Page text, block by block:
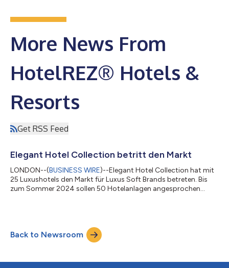
More News From
HotelREZ® Hotels &
Resorts
Get RSS Feed
Elegant Hotel Collection betritt den Markt
LONDON--(BUSINESS WIRE)--Elegant Hotel Collection hat mit
25 Luxushotels den Markt für Luxus Soft Brands betreten. Bis
zum Sommer 2024 sollen 50 Hotelanlagen angesprochen
jeweils einen maßgeschneiderten Service erhalten. Elegant hat
eine Lücke im Luxussegment entdeckt und will für
anspruchsvolles Reisen ei...
Back to Newsroom